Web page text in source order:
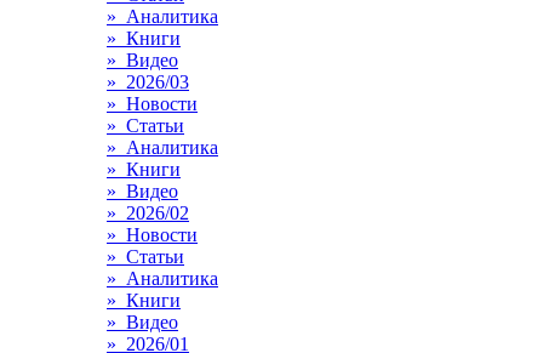
» Аналитика
» Книги
» Видео
» 2026/03
» Новости
» Статьи
» Аналитика
» Книги
» Видео
» 2026/02
» Новости
» Статьи
» Аналитика
» Книги
» Видео
» 2026/01